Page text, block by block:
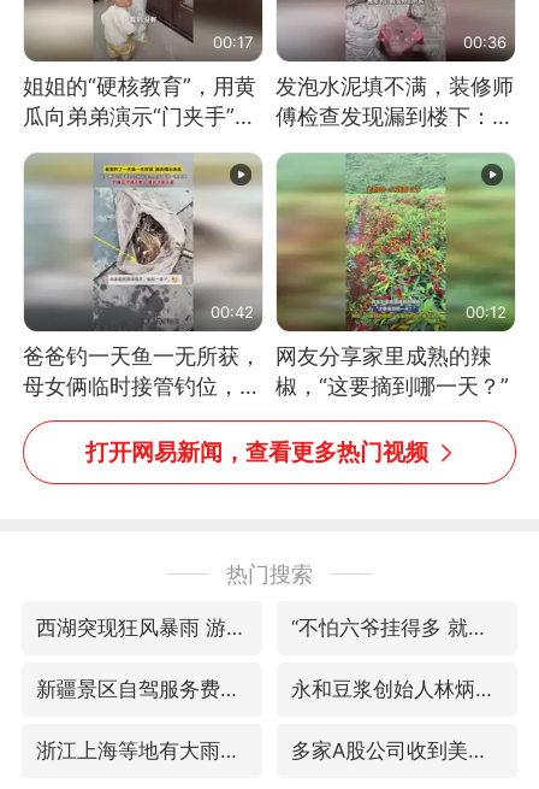
00:17
姐姐的“硬核教育”，用黄
瓜向弟弟演示“门夹手”，
教！
00:36
发泡水泥填不满，装修师
傅检查发现漏到楼下：出
00:42
爸爸钓一天鱼一无所获，
母女俩临时接管钓位，用
玩具鱼竿钓上大鱼
00:12
网友分享家里成熟的辣
椒，“这要摘到哪一天？”
打开网易新闻，查看更多热门视频
热门搜索
西湖突现狂风暴雨 游客瞬间被浇透 “不怕六爷挂得多 就怕六爷挂一颗”
新疆景区自驾服务费改为按车收费 永和豆浆创始人林炳生逝世
浙江上海等地有大雨或暴雨 多家A股公司收到美国关税退款